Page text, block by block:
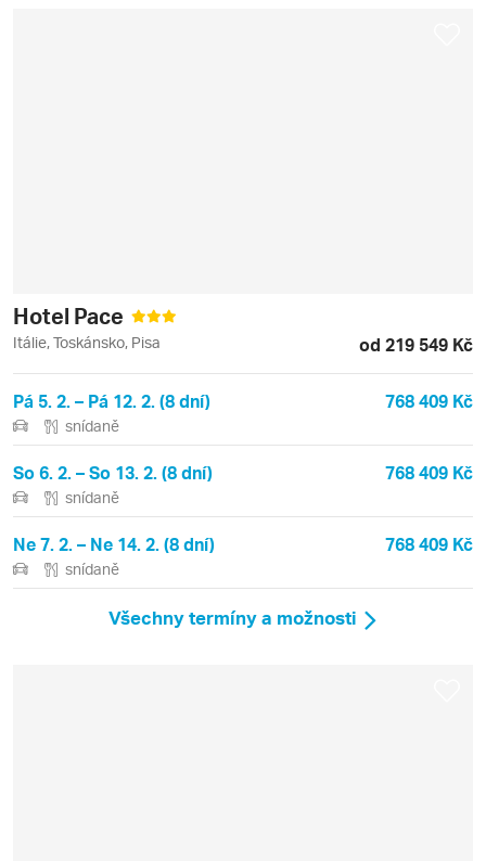
Hotel Pace
Itálie, Toskánsko, Pisa od 219 549 Kč
Pá 5. 2. – Pá 12. 2. (8 dní) 768 409 Kč
snídaně
So 6. 2. – So 13. 2. (8 dní) 768 409 Kč
snídaně
Ne 7. 2. – Ne 14. 2. (8 dní) 768 409 Kč
snídaně
Všechny termíny a možnosti